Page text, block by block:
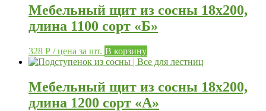
Мебельный щит из сосны 18х200,
длина 1100 сорт «Б»
328 Р / цена за шт. В корзину
Мебельный щит из сосны 18х200,
длина 1200 сорт «А»